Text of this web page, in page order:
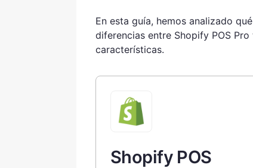
En esta guía, hemos analizado
diferencias entre Shopify POS
características.
Shopify POS